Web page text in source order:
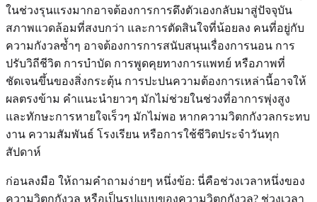
ในช่วงรุนแรงมากอาจต้องการการดึงตัวเองกลับมาสู่ปัจจุบัน
สภาพแวดล้อมที่สงบกว่า และการตัดสินใจที่น้อยลง คนที่อยู่กับ
ความกังวลซ้ำๆ อาจต้องการการสนับสนุนเรื่องการนอน การ
ปรับวิถีชีวิต การบำบัด การพูดคุยทางการแพทย์ หรือภาพที่
ชัดเจนขึ้นของสิ่งกระตุ้น การปะปนความต้องการเหล่านี้อาจให้
ผลตรงข้าม คำแนะนำยาวๆ มักไม่ช่วยในช่วงที่อาการพุ่งสูง
และทักษะการหายใจเร็วๆ มักไม่พอ หากความวิตกกังวลกระทบ
งาน ความสัมพันธ์ โรงเรียน หรือการใช้ชีวิตประจำวันทุก
สัปดาห์
ก่อนลงมือ ให้ถามคำถามง่ายๆ หนึ่งข้อ: นี่คือช่วงเวลาหนึ่งของ
ความวิตกกังวล หรือเป็นรูปแบบของความวิตกกังวล? ช่วงเวลา